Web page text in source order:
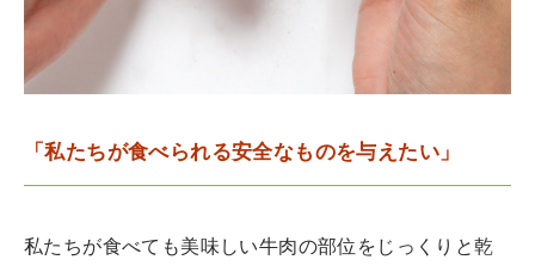
「私たちが食べられる安全なものを与えたい」
私たちが食べても美味しい牛肉の部位をじっくりと乾